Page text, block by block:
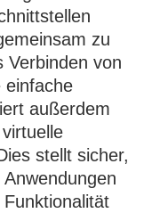
zu
Verbinden von
einfache
außerdem
stellt sicher,